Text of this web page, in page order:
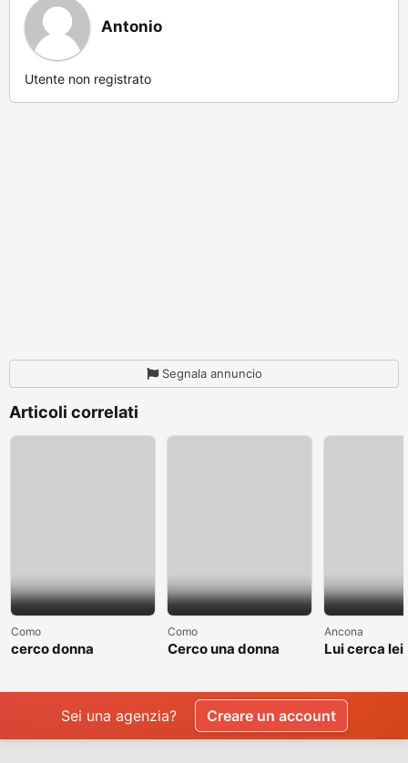
Antonio
Utente non registrato
Segnala annuncio
Articoli correlati
Como
cerco donna
Como
Cerco una donna
Ancona
Lui cerca lei
Sei una agenzia? Creare un account